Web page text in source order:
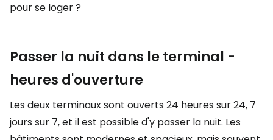
pour se loger ?
Passer la nuit dans le terminal -
heures d'ouverture
Les deux terminaux sont ouverts 24 heures sur 24, 7
jours sur 7, et il est possible d'y passer la nuit. Les